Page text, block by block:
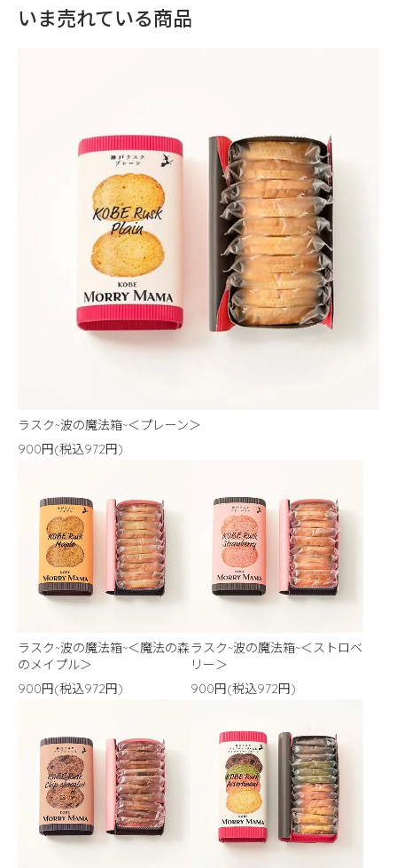
いま売れている商品
ラスク~波の魔法箱~＜プレーン＞
900円(税込972円)
ラスク~波の魔法箱~＜魔法の森
のメイプル＞
900円(税込972円)
ラスク~波の魔法箱~＜ストロベ
リー＞
900円(税込972円)